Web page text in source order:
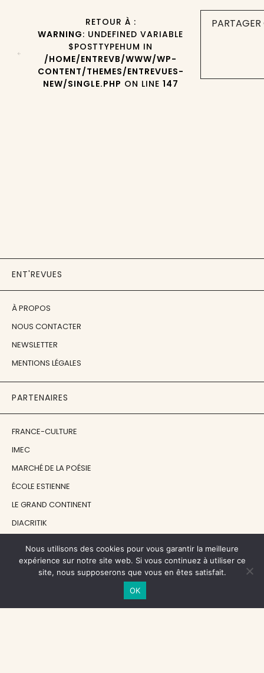
RETOUR À :
WARNING: UNDEFINED VARIABLE
$POSTTYPEHUM IN
/HOME/ENTREVB/WWW/WP-
CONTENT/THEMES/ENTREVUES-
NEW/SINGLE.PHP ON LINE 147
ENT'REVUES
À PROPOS
NOUS CONTACTER
NEWSLETTER
MENTIONS LÉGALES
PARTENAIRES
FRANCE-CULTURE
IMEC
MARCHÉ DE LA POÉSIE
ÉCOLE ESTIENNE
LE GRAND CONTINENT
DIACRITIK
NOS SOUTIENS
CENTRE NATIONAL DU LIVRE
Nous utilisons des cookies pour vous garantir la meilleure
expérience sur notre site web. Si vous continuez à utiliser ce
site, nous supposerons que vous en êtes satisfait.
OK